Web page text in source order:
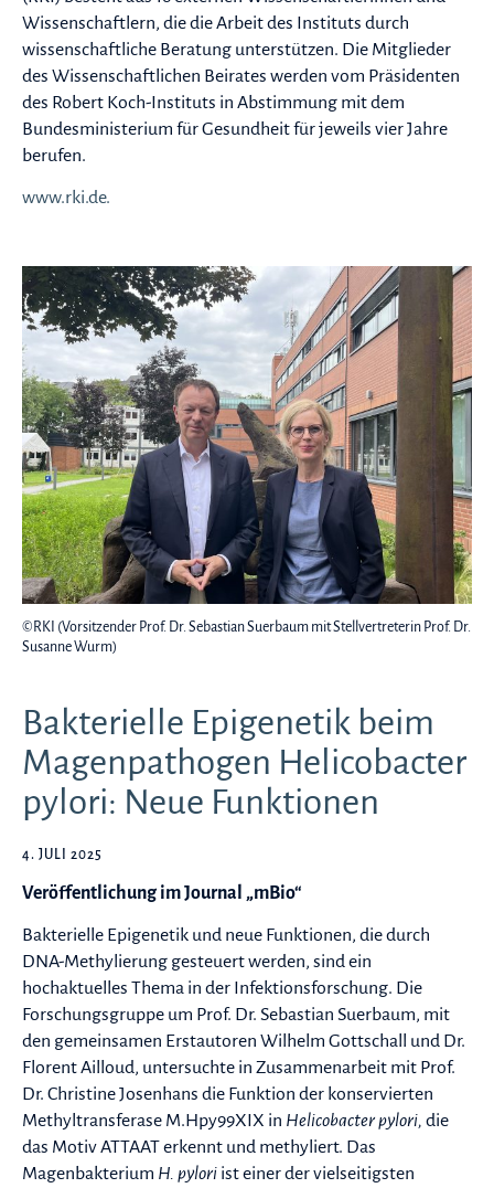
Wissenschaftlern, die die Arbeit des Instituts durch
wissenschaftliche Beratung unterstützen. Die Mitglieder
des Wissenschaftlichen Beirates werden vom Präsidenten
des Robert Koch-Instituts in Abstimmung mit dem
Bundesministerium für Gesundheit für jeweils vier Jahre
berufen.
www.rki.de.
©RKI (Vorsitzender Prof. Dr. Sebastian Suerbaum mit Stellvertreterin Prof. Dr.
Susanne Wurm)
Bakterielle Epigenetik beim
Magenpathogen Helicobacter
pylori: Neue Funktionen
4. JULI 2025
Veröffentlichung im Journal „mBio“
Bakterielle Epigenetik und neue Funktionen, die durch
DNA-Methylierung gesteuert werden, sind ein
hochaktuelles Thema in der Infektionsforschung. Die
Forschungsgruppe um Prof. Dr. Sebastian Suerbaum, mit
den gemeinsamen Erstautoren Wilhelm Gottschall und Dr.
Florent Ailloud, untersuchte in Zusammenarbeit mit Prof.
Dr. Christine Josenhans die Funktion der konservierten
Methyltransferase M.Hpy99XIX in Helicobacter pylori, die
das Motiv ATTAAT erkennt und methyliert. Das
Magenbakterium H. pyloriist einer der vielseitigsten